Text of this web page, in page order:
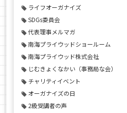
ライフオーガナイズ
SDGs委員会
代表理事メルマガ
南海プライウッドショールーム
南海プライウッド株式会社
じむきょくなかい（事務局な会）
チャリティイベント
オーガナイズの日
2級受講者の声